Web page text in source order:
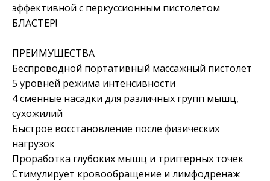
эффективной с перкуссионным пистолетом
БЛАСТЕР!
ПРЕИМУЩЕСТВА
Беспроводной портативный массажный пистолет
5 уровней режима интенсивности
4 сменные насадки для различных групп мышц,
сухожилий
Быстрое восстановление после физических
нагрузок
Проработка глубоких мышц и триггерных точек
Стимулирует кровообращение и лимфодренаж